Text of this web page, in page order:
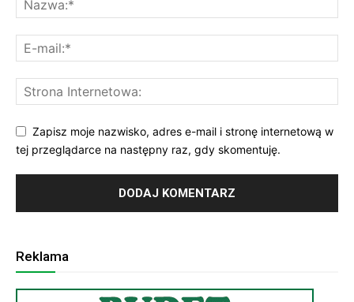
Zapisz moje nazwisko, adres e-mail i stronę internetową w
tej przeglądarce na następny raz, gdy skomentuję.
Reklama